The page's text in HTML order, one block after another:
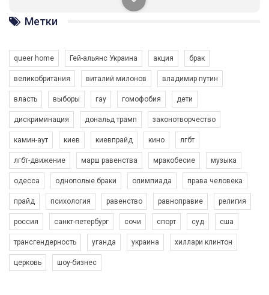
солідарності, приєднатися до нас. Регіональні підрозділи
ГАУ є в 16 областях України.
Разом наш голос лунає гучніше!
Зупинимо насильство проти ЛГБТ в Україні! Stop violence against LGBT in Ukraine!
6/30/2017
Емоційний та вражаючий промо-ролік на конкурс PACT, який
представляє програму "Гей-альянс Україна" з протидії
насильству проти ЛГБТ в Україні.
Ми просимо вашої підтримки, щоб реалізувати нашу
програму з боротьби з насильством проти ЛГБТ в Україні.
Якщо ти хочеш підтримати нас - просто натисни "лайк" під
1.9K Просмотров • 226 Нравится • 5 Комментариев
Метки
queer home Гей-альянс Украина акция брак
великобритания виталий милонов владимир путин
власть выборы гау гомофобия дети
дискриминация дональд трамп законотворчество
камин-аут киев киевпрайд кино лгбт
лгбт-движение марш равенства мракобесие музыка
одесса однополые браки олимпиада права человека
прайд психология равенство равноправие религия
россия санкт-петербург сочи спорт суд сша
трансгендерность уганда украина хиллари клинтон
церковь шоу-бизнес